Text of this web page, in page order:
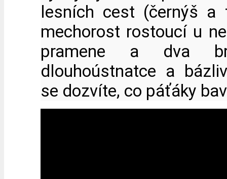
lesních cest (černýš a
mechorost rostoucí u
pramene a dva
dlouhoústnatce a
se dozvíte, co páťáky